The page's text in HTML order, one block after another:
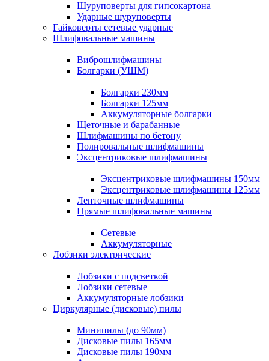
Шуруповерты для гипсокартона
Ударные шуруповерты
Гайковерты сетевые ударные
Шлифовальные машины
Виброшлифмашины
Болгарки (УШМ)
Болгарки 230мм
Болгарки 125мм
Аккумуляторные болгарки
Щеточные и барабанные
Шлифмашины по бетону
Полировальные шлифмашины
Эксцентриковые шлифмашины
Эксцентриковые шлифмашины 150мм
Эксцентриковые шлифмашины 125мм
Ленточные шлифмашины
Прямые шлифовальные машины
Сетевые
Аккумуляторные
Лобзики электрические
Лобзики с подсветкой
Лобзики сетевые
Аккумуляторные лобзики
Циркулярные (дисковые) пилы
Минипилы (до 90мм)
Дисковые пилы 165мм
Дисковые пилы 190мм